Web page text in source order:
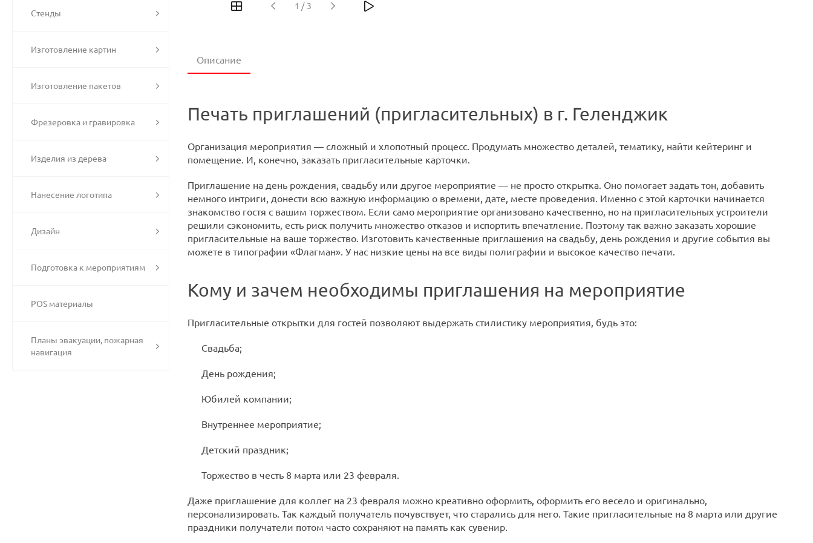
Стенды
Изготовление картин
Изготовление пакетов
Фрезеровка и гравировка
Изделия из дерева
Нанесение логотипа
Дизайн
Подготовка к мероприятиям
POS материалы
Планы эвакуации, пожарная
навигация
1 / 3
Описание
Печать приглашений (пригласительных) в г. Геленджик
Организация мероприятия — сложный и хлопотный процесс. Продумать множество деталей, тематику, найти кейтеринг и
помещение. И, конечно, заказать пригласительные карточки.
Приглашение на день рождения, свадьбу или другое мероприятие — не просто открытка. Оно помогает задать тон, добавить
немного интриги, донести всю важную информацию о времени, дате, месте проведения. Именно с этой карточки начинается
знакомство гостя с вашим торжеством. Если само мероприятие организовано качественно, но на пригласительных устроители
решили сэкономить, есть риск получить множество отказов и испортить впечатление. Поэтому так важно заказать хорошие
пригласительные на ваше торжество. Изготовить качественные приглашения на свадьбу, день рождения и другие события вы
можете в типографии «Флагман». У нас низкие цены на все виды полиграфии и высокое качество печати.
Кому и зачем необходимы приглашения на мероприятие
Пригласительные открытки для гостей позволяют выдержать стилистику мероприятия, будь это:
Свадьба;
День рождения;
Юбилей компании;
Внутреннее мероприятие;
Детский праздник;
Торжество в честь 8 марта или 23 февраля.
Даже приглашение для коллег на 23 февраля можно креативно оформить, оформить его весело и оригинально,
персонализировать. Так каждый получатель почувствует, что старались для него. Такие пригласительные на 8 марта или другие
праздники получатели потом часто сохраняют на память как сувенир.